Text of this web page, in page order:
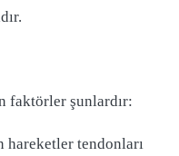
faktörler şunlardır:
hareketler tendonları